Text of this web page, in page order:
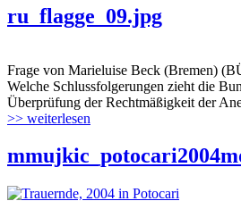
ru_flagge_09.jpg
Frage von Marieluise Beck (Bremen)
Welche Schlussfolgerungen zieht die
Überprüfung der Rechtmäßigkeit der
>> weiterlesen